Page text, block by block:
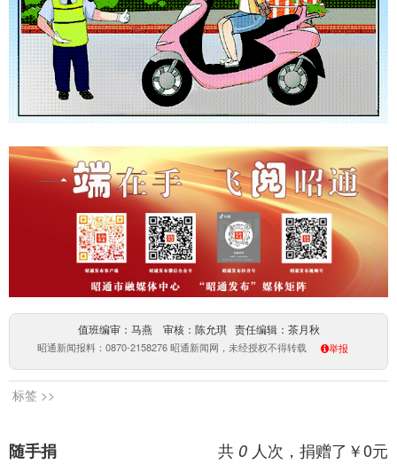
值班编审：马燕 审核：陈允琪 责任编辑：茶月秋
昭通新闻报料：0870-2158276 昭通新闻网，未经授权不得转载 举报
标签 >>
共 0 人次，捐赠了￥0元
随手捐